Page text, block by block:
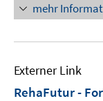
mehr
Externer Link
RehaFutur -